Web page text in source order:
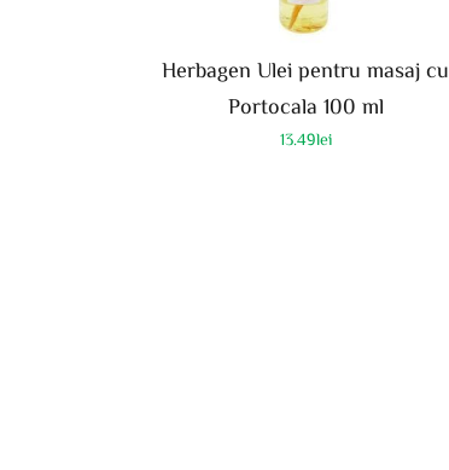
Herbagen Ulei pentru masaj cu
Portocala 100 ml
13.49lei